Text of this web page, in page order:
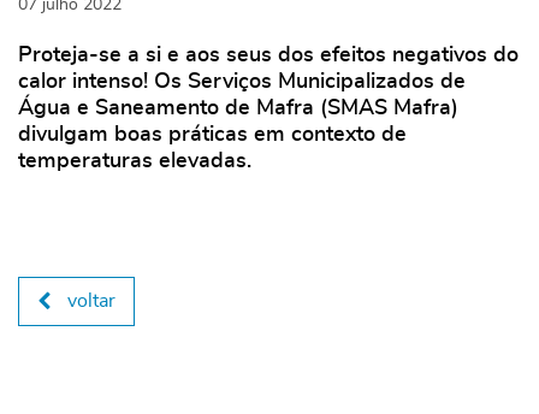
07 julho 2022
Proteja-se a si e aos seus dos efeitos negativos do
calor intenso! Os Serviços Municipalizados de
Água e Saneamento de Mafra (SMAS Mafra)
divulgam boas práticas em contexto de
temperaturas elevadas.
voltar